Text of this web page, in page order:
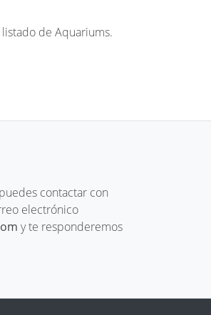
de Aquariums.
contactar con
electrónico
y te responderemos